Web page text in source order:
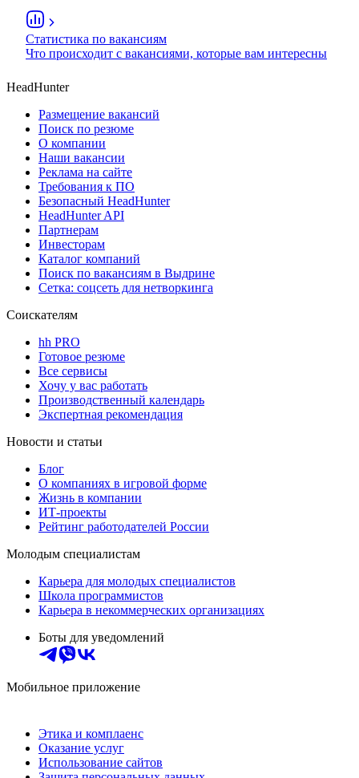
Статистика по вакансиям
Что происходит с вакансиями, которые вам интересны
HeadHunter
Размещение вакансий
Поиск по резюме
О компании
Наши вакансии
Реклама на сайте
Требования к ПО
Безопасный HeadHunter
HeadHunter API
Партнерам
Инвесторам
Каталог компаний
Поиск по вакансиям в Выдрине
Сетка: соцсеть для нетворкинга
Соискателям
hh PRO
Готовое резюме
Все сервисы
Хочу у вас работать
Производственный календарь
Экспертная рекомендация
Новости и статьи
Блог
О компаниях в игровой форме
Жизнь в компании
ИТ-проекты
Рейтинг работодателей России
Молодым специалистам
Карьера для молодых специалистов
Школа программистов
Карьера в некоммерческих организациях
Боты для уведомлений
Мобильное приложение
Этика и комплаенс
Оказание услуг
Использование сайтов